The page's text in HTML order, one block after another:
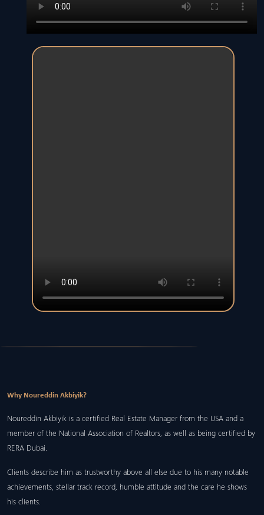
Why Noureddin Akbiyik?
Noureddin Akbiyik is a certified Real Estate Manager from the USA and a
member of the National Association of Realtors, as well as being certified by
RERA Dubai.
Clients describe him as trustworthy above all else due to his many notable
achievements, stellar track record, humble attitude and the care he shows
his clients.